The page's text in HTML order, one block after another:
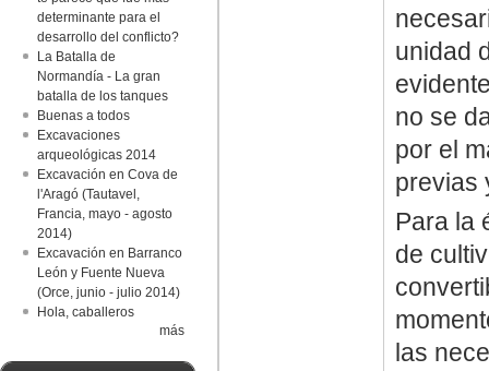
determinante para el
desarrollo del conflicto?
La Batalla de
Normandía - La gran
batalla de los tanques
Buenas a todos
Excavaciones
arqueológicas 2014
Excavación en Cova de
l'Aragó (Tautavel,
Francia, mayo - agosto
2014)
Excavación en Barranco
León y Fuente Nueva
(Orce, junio - julio 2014)
Hola, caballeros
más
unidad
no se
por el
previas
Para la
de
las